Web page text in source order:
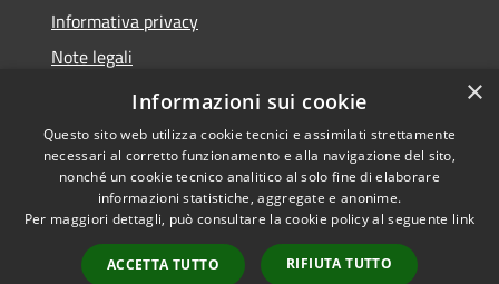
Informativa privacy
Note legali
Dichiarazione di accessibilità
Accessibilità
Copyright © 2026 • Comune di
Bagni di Lucca • Powered by
Municipium•
Accesso
×
Informazioni sui cookie
Questo sito web utilizza cookie tecnici e assimilati strettamente
necessari al corretto funzionamento e alla navigazione del sito,
nonché un cookie tecnico analitico al solo fine di elaborare
informazioni statistiche, aggregate e anonime.
Per maggiori dettagli, può consultare la cookie policy al seguente link
ACCETTA TUTTO RIFIUTA TUTTO